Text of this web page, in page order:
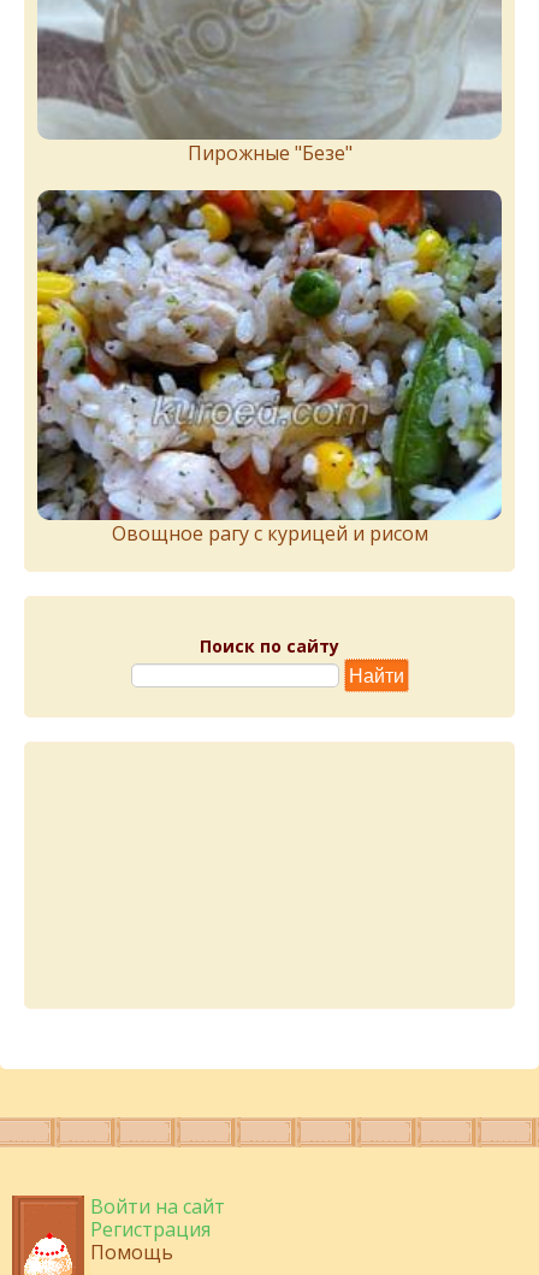
Пирожныe "Бeзe"
Овощное рагу с курицей и рисом
Поиск по сайту
Войти на сайт
Регистрация
Помощь